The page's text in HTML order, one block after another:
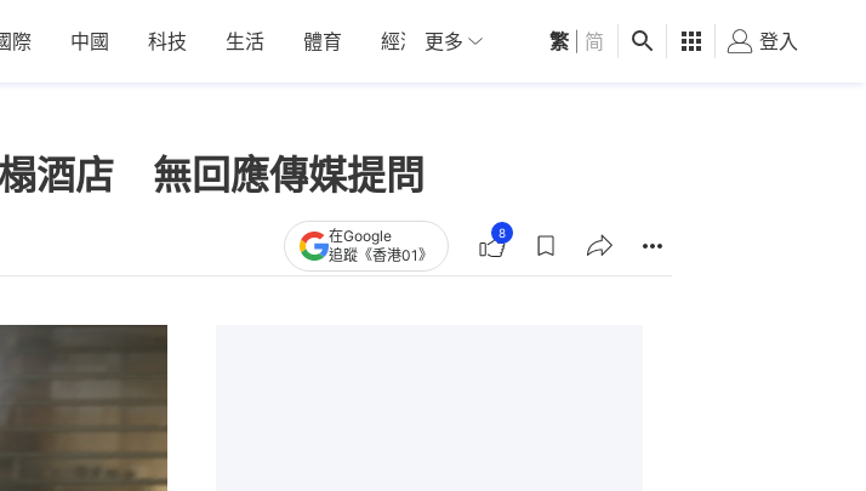
際 中國 科技 生活 體育 經濟 01深圳 觀點 健康 好食玩飛
更多 繁 简 登入
酒店 無回應傳媒提問
在Google
追蹤《香港01》
8